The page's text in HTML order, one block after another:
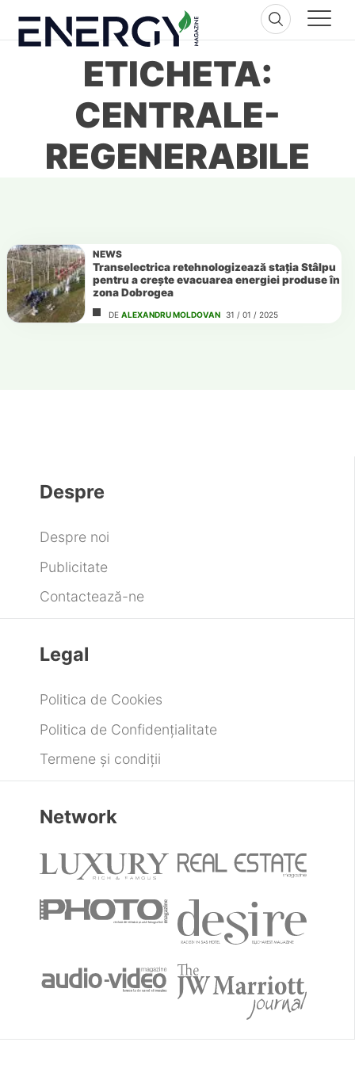
content
ETICHETA:
CENTRALE-
REGENERABILE
NEWS
Transelectrica retehnologizează stația Stâlpu
pentru a crește evacuarea energiei produse în
zona Dobrogea
DE ALEXANDRU MOLDOVAN 31 / 01 / 2025
Despre
Despre noi
Publicitate
Contactează-ne
Legal
Politica de Cookies
Politica de Confidențialitate
Termene și condiții
Network